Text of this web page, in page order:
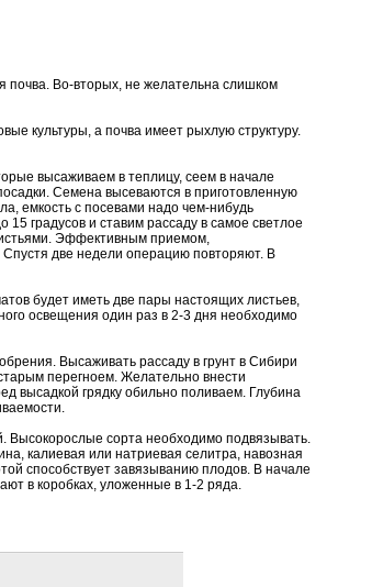
почва. Во-вторых, не желательна слишком
культуры, а почва имеет рыхлую структуру.
высаживаем в теплицу, сеем в начале
Семена высеваются в приготовленную
емкость с посевами надо чем-нибудь
градусов и ставим рассаду в самое светлое
Эффективным приемом,
две недели операцию повторяют. В
будет иметь две пары настоящих листьев,
освещения один раз в 2-3 дня необходимо
Высаживать рассаду в грунт в Сибири
перегноем. Желательно внести
высадкой грядку обильно поливаем. Глубина
Высокорослые сорта необходимо подвязывать.
калиевая или натриевая селитра, навозная
способствует завязыванию плодов. В начале
в коробках, уложенные в 1-2 ряда.